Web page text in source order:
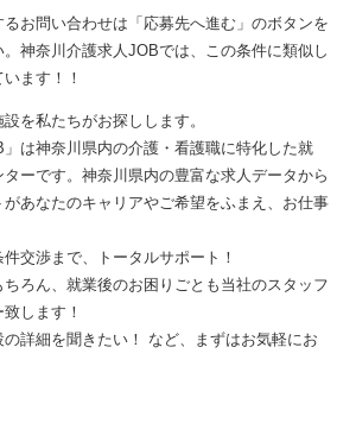
お問い合わせは「応募先へ進む」のボタンを
神奈川介護求人JOBでは、この条件に類似し
ます！！
を私たちがお探しします。
」は神奈川県内の介護・看護職に特化した就
ーです。神奈川県内の豊富な求人データから
あなたのキャリアやご希望をふまえ、お仕事
交渉まで、トータルサポート！
ろん、就業後のお困りごとも当社のスタッフ
します！
詳細を聞きたい！ など、まずはお気軽にお